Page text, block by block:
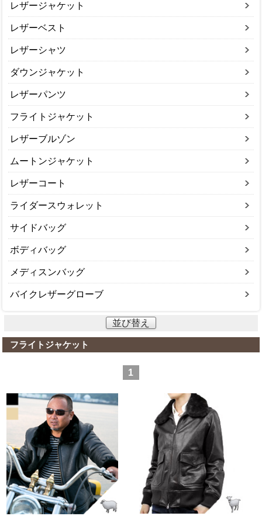
レザージャケット
レザーベスト
レザーシャツ
ダウンジャケット
レザーパンツ
フライトジャケット
レザーブルゾン
ムートンジャケット
レザーコート
ライダースウォレット
サイドバッグ
ボディバッグ
メディスンバッグ
バイクレザーグローブ
並び替え
フライトジャケット
1